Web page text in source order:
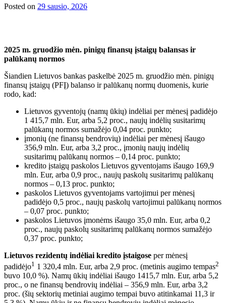
Posted on 29 sausio, 2026
2025 m. gruodžio mėn. pinigų finansų įstaigų balansas ir
palūkanų normos
Šiandien Lietuvos bankas paskelbė 2025 m. gruodžio mėn. pinigų
finansų įstaigų (PFĮ) balanso ir palūkanų normų duomenis, kurie
rodo, kad:
Lietuvos gyventojų (namų ūkių) indėliai per mėnesį padidėjo
1 415,7 mln. Eur, arba 5,2 proc., naujų indėlių susitarimų
palūkanų normos sumažėjo 0,04 proc. punkto;
įmonių (ne finansų bendrovių) indėliai per mėnesį išaugo
356,9 mln. Eur, arba 3,2 proc., įmonių naujų indėlių
susitarimų palūkanų normos – 0,14 proc. punkto;
kredito įstaigų paskolos Lietuvos gyventojams išaugo 169,9
mln. Eur, arba 0,9 proc., naujų paskolų susitarimų palūkanų
normos – 0,13 proc. punkto;
paskolos Lietuvos gyventojams vartojimui per mėnesį
padidėjo 0,5 proc., naujų paskolų vartojimui palūkanų normos
– 0,07 proc. punkto;
paskolos Lietuvos įmonėms išaugo 35,0 mln. Eur, arba 0,2
proc., naujų paskolų susitarimų palūkanų normos sumažėjo
0,37 proc. punkto;
Lietuvos rezidentų indėliai kredito įstaigose per mėnesį
padidėjo1 1 320,4 mln. Eur, arba 2,9 proc. (metinis augimo tempas2
buvo 10,0 %). Namų ūkių indėliai išaugo 1415,7 mln. Eur, arba 5,2
proc., o ne finansų bendrovių indėliai – 356,9 mln. Eur, arba 3,2
proc. (šių sektorių metiniai augimo tempai buvo atitinkamai 11,3 ir